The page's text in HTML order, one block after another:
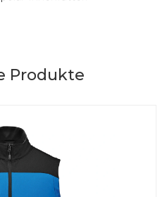
Produkte